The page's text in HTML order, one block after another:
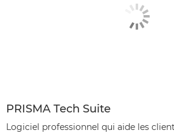
PRISMA Tech Suite
Logiciel professionnel qui aide les